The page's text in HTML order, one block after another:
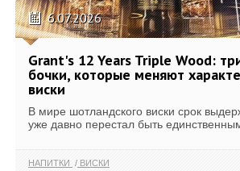
6.07.2026
Grant's 12 Years Triple Wood:
бочки, которые меняют
виски
В мире шотландского виски срок
уже давно перестал быть
НАПИТКИ ВИСКИ